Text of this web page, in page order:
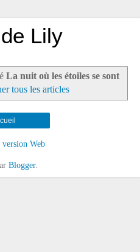
Lily
La nuit où les étoiles se sont
tous les articles
Web
Blogger.